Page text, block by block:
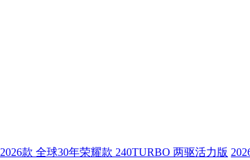
2026款 全球30年荣耀款 240TURBO 两驱活力版